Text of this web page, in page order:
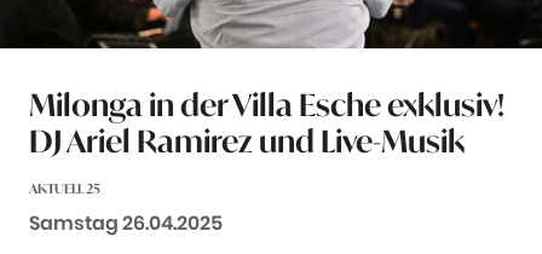
Milonga in der Villa Esche exklusiv!
DJ Ariel Ramirez und Live-Musik
AKTUELL 25
Datum:
Samstag 26.04.2025